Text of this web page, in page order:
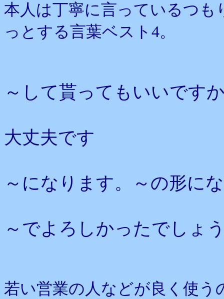
本人は丁寧に言っているつ
っとする言葉ベスト4。
～して貰ってもいいです
大丈夫です
～になります。～の形に
～でよろしかったでしょ
若い営業の人などが良く使う